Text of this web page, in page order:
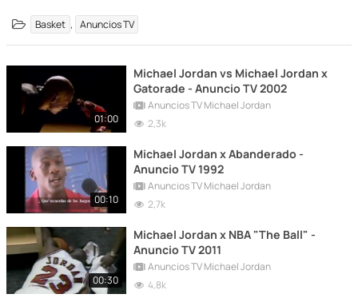
Basket , Anuncios TV
01:00
Michael Jordan vs Michael Jordan x
Gatorade - Anuncio TV 2002
Anuncios TV Michael Jordan
2,3k
00:10
Michael Jordan x Abanderado -
Anuncio TV 1992
Anuncios TV Michael Jordan
2,7k
00:30
Michael Jordan x NBA "The Ball" -
Anuncio TV 2011
Anuncios TV Michael Jordan
4,8k